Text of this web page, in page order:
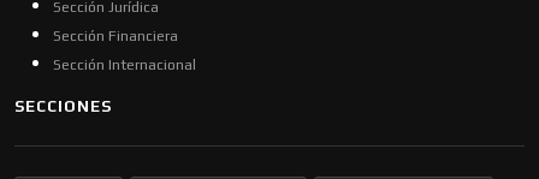
Sección Jurídica
Sección Financiera
Sección Internacional
SECCIONES